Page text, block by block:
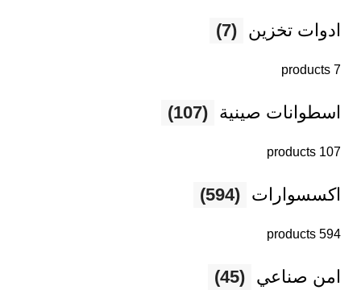
ادوات تخزين (7)
7 products
اسطوانات صينية (107)
107 products
اكسسوارات (594)
594 products
امن صناعي (45)